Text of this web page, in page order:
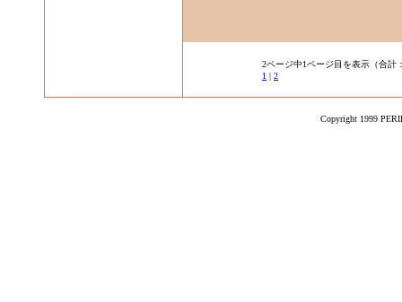
2ページ中1ページ目を表示（合計
1 | 2
Copyright 1999